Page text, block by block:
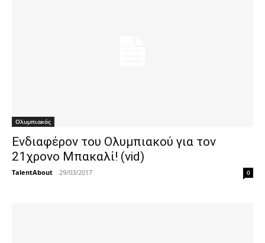
Ολυμπιακός
Ενδιαφέρον του Ολυμπιακού για τον
21χρονο Μπακαλί! (vid)
TalentAbout - 29/03/2017 0